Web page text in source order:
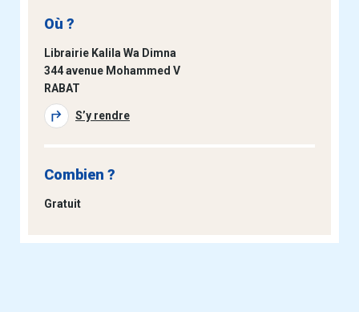
Où ?
Librairie Kalila Wa Dimna
344 avenue Mohammed V
RABAT
S’y rendre
Combien ?
Gratuit